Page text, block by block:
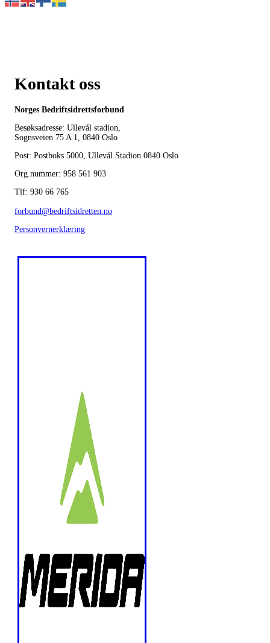
Kontakt oss
Norges Bedriftsidrettsforbund
Besøksadresse: Ullevål stadion,
Sognsveien 75 A 1, 0840 Oslo
Post: Postboks 5000, Ullevål Stadion 0840 Oslo
Org.nummer: 958 561 903
Tlf: 930 66 765
forbund@bedriftsidretten.no
Personvernerklæring